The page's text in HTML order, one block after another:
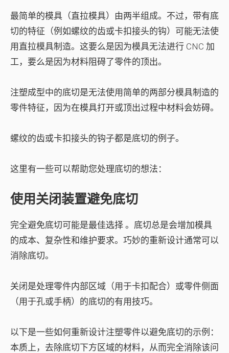
最简单的模具（直拉模具）由两半组成。不过，带有底
切的特征（例如螺纹的齿或卡扣接头的钩）可能无法使
用直拉模具制造。这要么是因为模具无法进行 CNC 加
工，要么是因为材料阻碍了零件的顶出。
注塑成型中的底切是无法使用简单的两部分模具制造的
零件特征，因为在模具打开或顶出过程中材料会妨碍。
螺纹的齿或卡扣接头的钩子都是底切的例子。
这里有一些可以帮助您处理底切的想法：
使用关闭装置避免底切
完全避免底切可能是最佳选择 。底切总是会增加模具
的成本、复杂性和维护要求。巧妙的重新设计通常可以
消除底切。
关闭是处理零件内部区域（用于卡扣配合）或零件侧面
（用于孔或手柄）的底切的有用技巧。
以下是一些如何重新设计注塑零件以避免底切的示例：
本质上，去除底切下方区域的材料，从而完全消除该问